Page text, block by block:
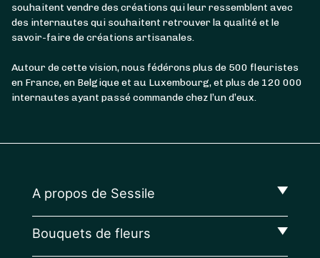
souhaitent vendre des créations qui leur ressemblent avec
des internautes qui souhaitent retrouver la qualité et le
savoir-faire de créations artisanales.
Autour de cette vision, nous fédérons plus de 500 fleuristes
en France, en Belgique et au Luxembourg, et plus de 120 000
internautes ayant passé commande chez l’un d’eux.
A propos de Sessile
Bouquets de fleurs